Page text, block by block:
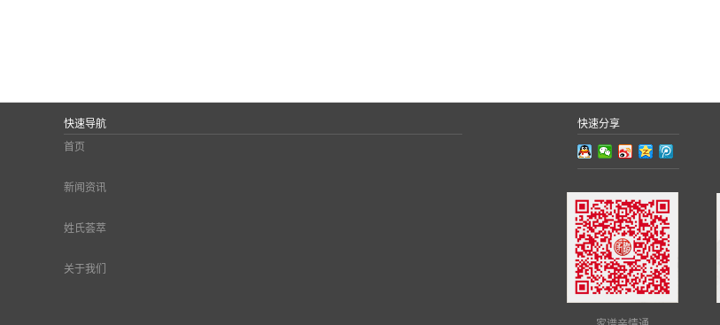
快速导航
首页
新闻资讯
姓氏荟萃
关于我们
快速分享